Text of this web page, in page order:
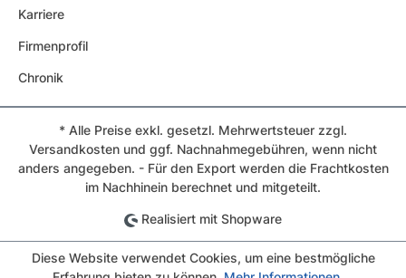
Karriere
Firmenprofil
Chronik
* Alle Preise exkl. gesetzl. Mehrwertsteuer zzgl.
Versandkosten und ggf. Nachnahmegebühren, wenn nicht
anders angegeben. - Für den Export werden die Frachtkosten
im Nachhinein berechnet und mitgeteilt.
Realisiert mit Shopware
Diese Website verwendet Cookies, um eine bestmögliche